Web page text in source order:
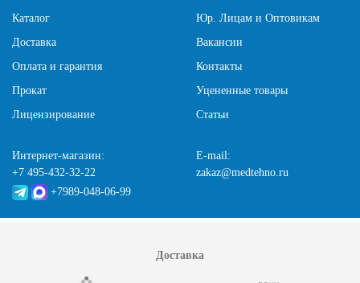
Каталог
Доставка
Оплата и гарантия
Прокат
Лицензирование
Юр. Лицам и Оптовикам
Вакансии
Контакты
Уцененные товары
Статьи
Интернет-магазин:
+7 495-432-32-22
+7989-048-06-99
E-mail:
zakaz@medtehno.ru
Доставка